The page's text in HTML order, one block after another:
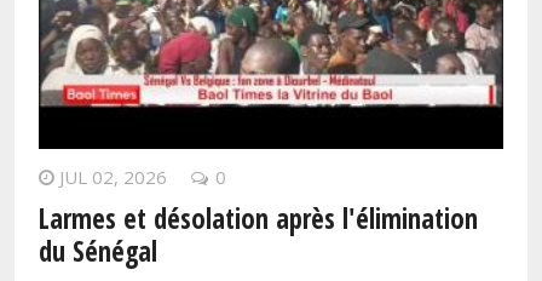
JUL 02, 2026 0
Larmes et désolation après l'élimination
du Sénégal